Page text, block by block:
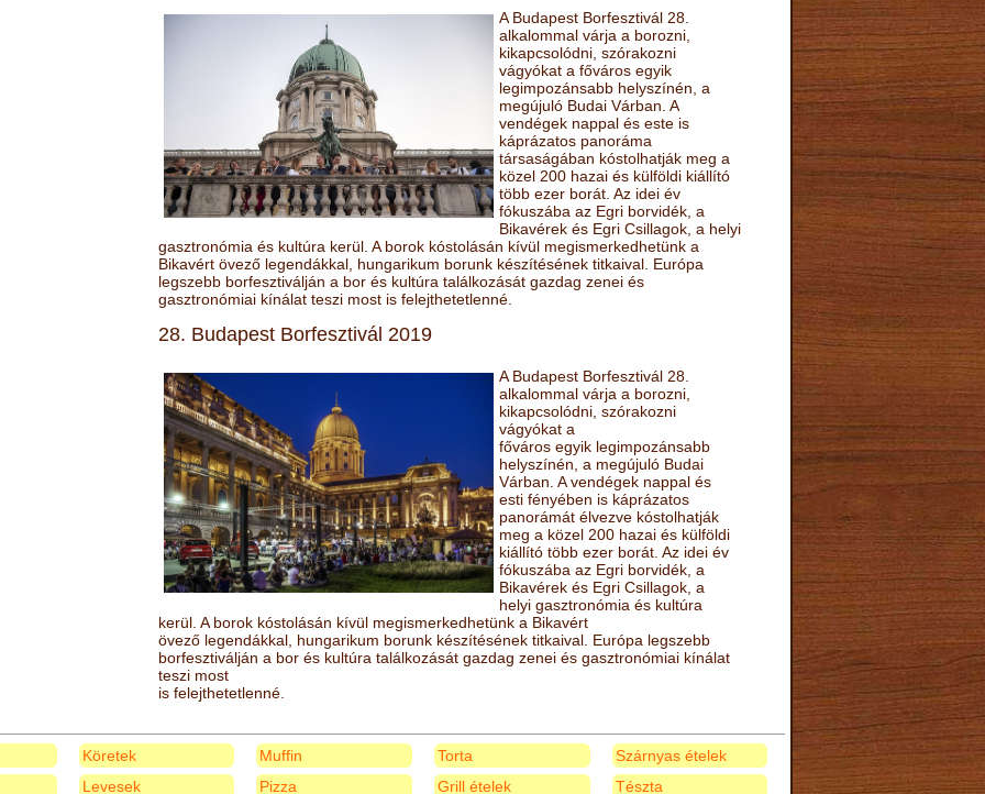
A Budapest Borfesztivál 28.
alkalommal várja a borozni,
kikapcsolódni, szórakozni
vágyókat a főváros egyik
legimpozánsabb helyszínén, a
megújuló Budai Várban. A
vendégek nappal és este is
káprázatos panoráma
társaságában kóstolhatják meg a
közel 200 hazai és külföldi kiállító
több ezer borát. Az idei év
fókuszába az Egri borvidék, a
Bikavérek és Egri Csillagok, a helyi
gasztronómia és kultúra kerül. A borok kóstolásán kívül megismerkedhetünk a
Bikavért övező legendákkal, hungarikum borunk készítésének titkaival. Európa
legszebb borfesztiválján a bor és kultúra találkozását gazdag zenei és
gasztronómiai kínálat teszi most is felejthetetlenné.
28. Budapest Borfesztivál 2019
A Budapest Borfesztivál 28.
alkalommal várja a borozni,
kikapcsolódni, szórakozni
vágyókat a
főváros egyik legimpozánsabb
helyszínén, a megújuló Budai
Várban. A vendégek nappal és
esti fényében is káprázatos
panorámát élvezve kóstolhatják
meg a közel 200 hazai és külföldi
kiállító több ezer borát. Az idei év
fókuszába az Egri borvidék, a
Bikavérek és Egri Csillagok, a
helyi gasztronómia és kultúra
kerül. A borok kóstolásán kívül megismerkedhetünk a Bikavért
övező legendákkal, hungarikum borunk készítésének titkaival. Európa legszebb
borfesztiválján a bor és kultúra találkozását gazdag zenei és gasztronómiai kínálat
teszi most
is felejthetetlenné.
Köretek
Levesek
Muffin
Pizza
Torta
Grill ételek
Szárnyas ételek
Tészta